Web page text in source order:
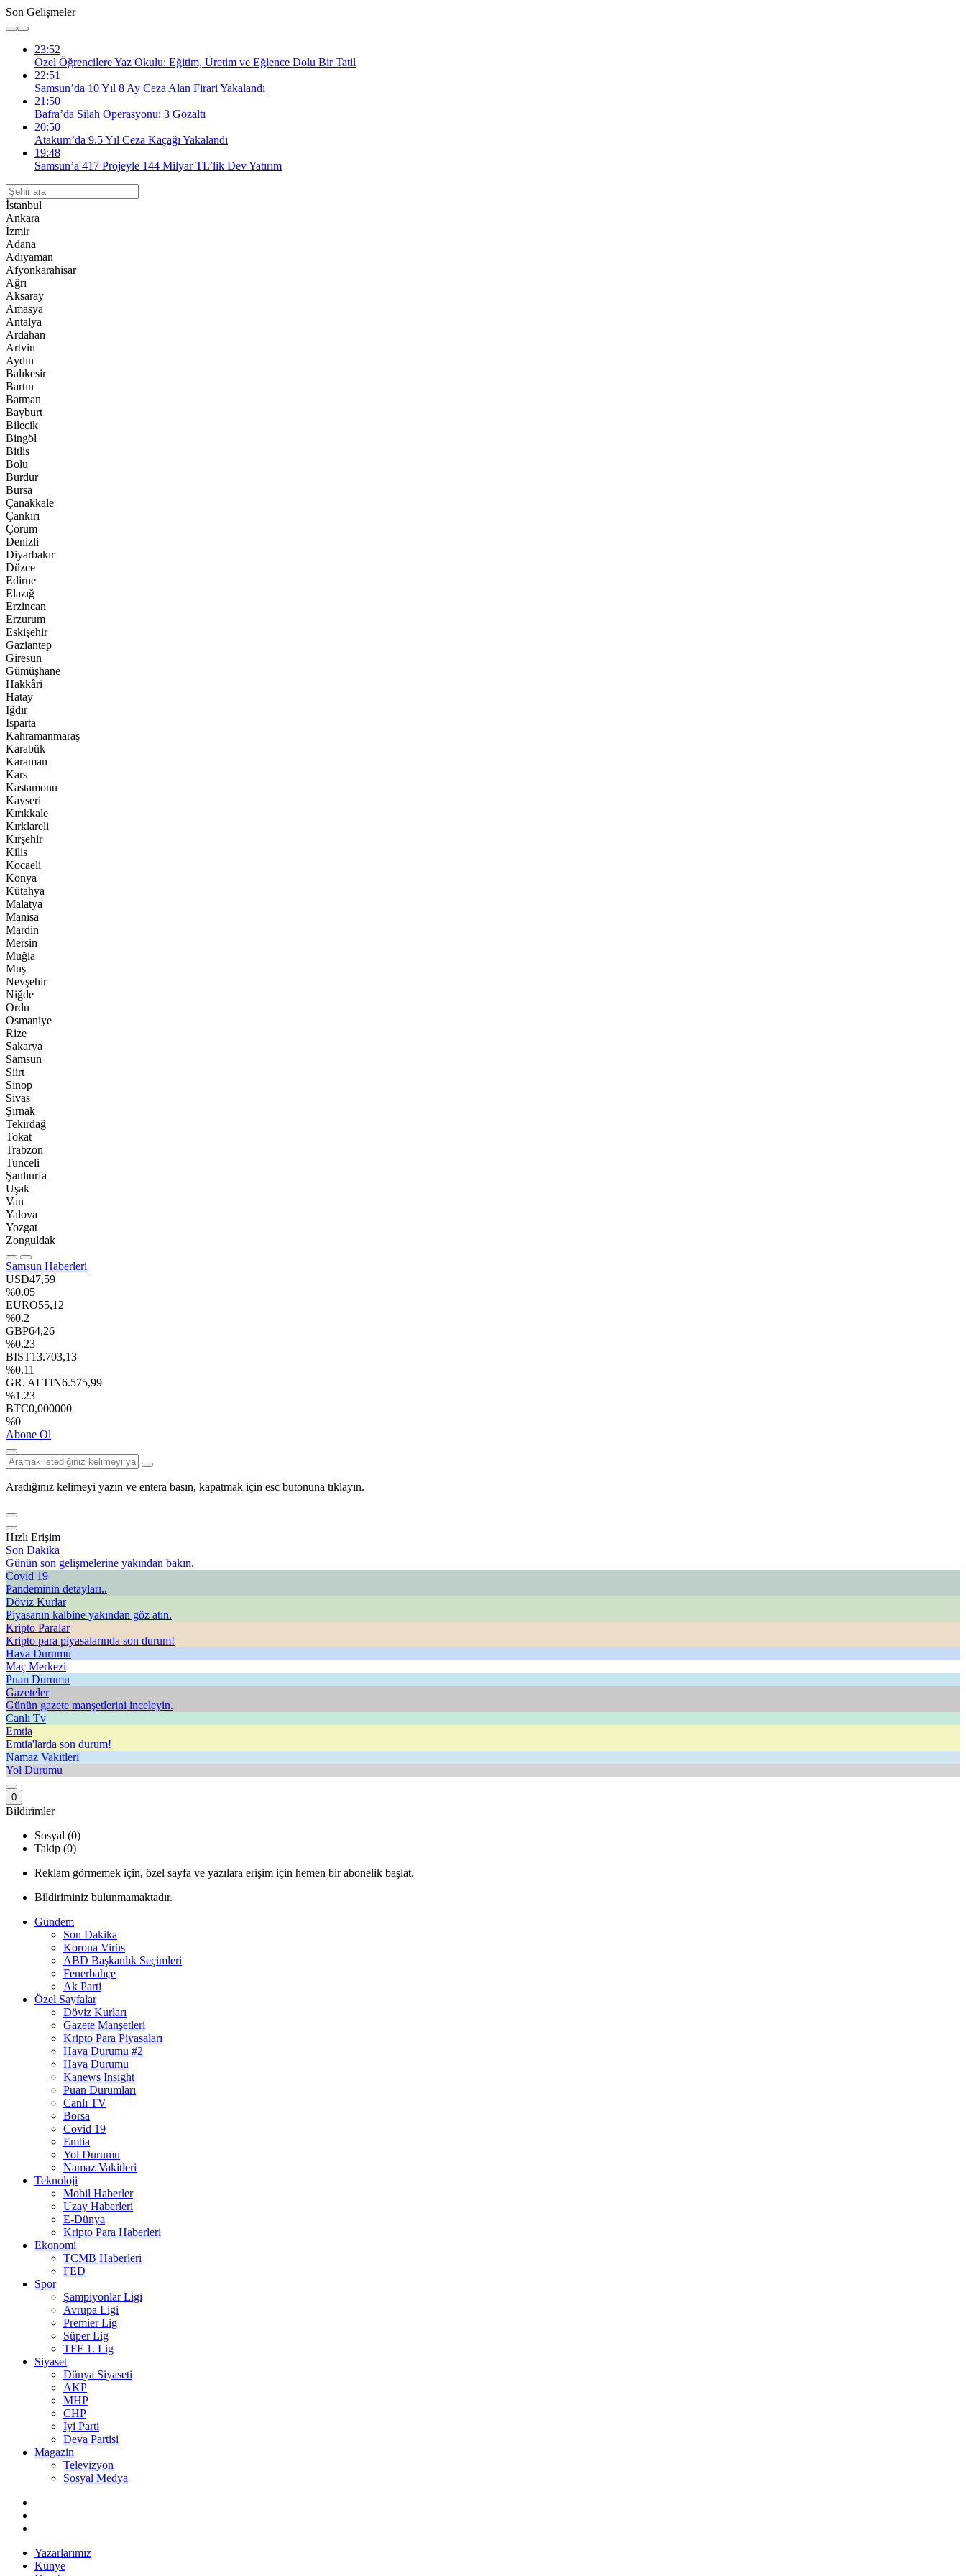
Son Gelişmeler
23:52
Özel Öğrencilere Yaz Okulu: Eğitim, Üretim ve Eğlence Dolu Bir Tatil
22:51
Samsun’da 10 Yıl 8 Ay Ceza Alan Firari Yakalandı
21:50
Bafra’da Silah Operasyonu: 3 Gözaltı
20:50
Atakum’da 9.5 Yıl Ceza Kaçağı Yakalandı
19:48
Samsun’a 417 Projeyle 144 Milyar TL’lik Dev Yatırım
İstanbul
Ankara
İzmir
Adana
Adıyaman
Afyonkarahisar
Ağrı
Aksaray
Amasya
Antalya
Ardahan
Artvin
Aydın
Balıkesir
Bartın
Batman
Bayburt
Bilecik
Bingöl
Bitlis
Bolu
Burdur
Bursa
Çanakkale
Çankırı
Çorum
Denizli
Diyarbakır
Düzce
Edirne
Elazığ
Erzincan
Erzurum
Eskişehir
Gaziantep
Giresun
Gümüşhane
Hakkâri
Hatay
Iğdır
Isparta
Kahramanmaraş
Karabük
Karaman
Kars
Kastamonu
Kayseri
Kırıkkale
Kırklareli
Kırşehir
Kilis
Kocaeli
Konya
Kütahya
Malatya
Manisa
Mardin
Mersin
Muğla
Muş
Nevşehir
Niğde
Ordu
Osmaniye
Rize
Sakarya
Samsun
Siirt
Sinop
Sivas
Şırnak
Tekirdağ
Tokat
Trabzon
Tunceli
Şanlıurfa
Uşak
Van
Yalova
Yozgat
Zonguldak
Samsun Haberleri
USD47,59
%0.05
EURO55,12
%0.2
GBP64,26
%0.23
BIST13.703,13
%0.11
GR. ALTIN6.575,99
%1.23
BTC0,000000
%0
Abone Ol
Aradığınız kelimeyi yazın ve entera basın, kapatmak için esc butonuna tıklayın.
Hızlı Erişim
Son Dakika
Günün son gelişmelerine yakından bakın.
Covid 19
Pandeminin detayları..
Döviz Kurlar
Piyasanın kalbine yakından göz atın.
Kripto Paralar
Kripto para piyasalarında son durum!
Hava Durumu
Maç Merkezi
Puan Durumu
Gazeteler
Günün gazete manşetlerini inceleyin.
Canlı Tv
Emtia
Emtia'larda son durum!
Namaz Vakitleri
Yol Durumu
0
Bildirimler
Sosyal (0)
Takip (0)
Reklam görmemek için, özel sayfa ve yazılara erişim için hemen bir abonelik başlat.
Bildiriminiz bulunmamaktadır.
Gündem
Son Dakika
Korona Virüs
ABD Başkanlık Seçimleri
Fenerbahçe
Ak Parti
Özel Sayfalar
Döviz Kurları
Gazete Manşetleri
Kripto Para Piyasaları
Hava Durumu #2
Hava Durumu
Kanews Insight
Puan Durumları
Canlı TV
Borsa
Covid 19
Emtia
Yol Durumu
Namaz Vakitleri
Teknoloji
Mobil Haberler
Uzay Haberleri
E-Dünya
Kripto Para Haberleri
Ekonomi
TCMB Haberleri
FED
Spor
Şampiyonlar Ligi
Avrupa Ligi
Premier Lig
Süper Lig
TFF 1. Lig
Siyaset
Dünya Siyaseti
AKP
MHP
CHP
İyi Parti
Deva Partisi
Magazin
Televizyon
Sosyal Medya
Yazarlarımız
Künye